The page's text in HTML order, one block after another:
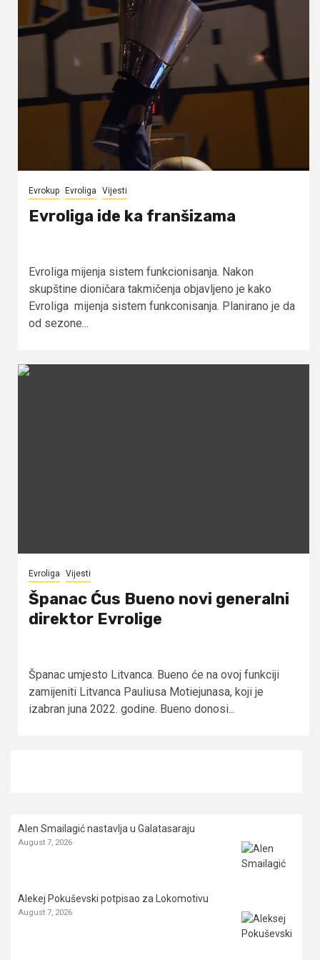
Evrokup Evroliga Vijesti
Evroliga ide ka franšizama
Evroliga mijenja sistem funkcionisanja. Nakon
skupštine dioničara takmičenja objavljeno je kako
Evroliga mijenja sistem funkconisanja. Planirano je da
od sezone...
Evroliga Vijesti
Španac Ćus Bueno novi generalni
direktor Evrolige
Španac umjesto Litvanca. Bueno će na ovoj funkciji
zamijeniti Litvanca Pauliusa Motiejunasa, koji je
izabran juna 2022. godine. Bueno donosi...
Alen Smailagić nastavlja u Galatasaraju
August 7, 2026
Alekej Pokuševski potpisao za Lokomotivu
August 7, 2026